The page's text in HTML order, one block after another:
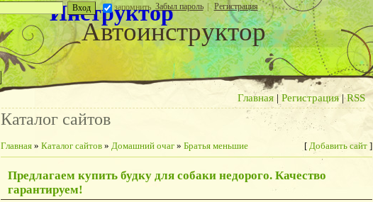
запомнить Забыл пароль | Регистрация
Автоинструктор
Инструктор
Главная| Регистрация|RSS
Каталог сайтов
Главная» Каталог сайтов» Домашний очаг» Братья меньшие [ Добавить сайт]
Предлагаем купить будку для собаки недорого. Качество
гарантируем!